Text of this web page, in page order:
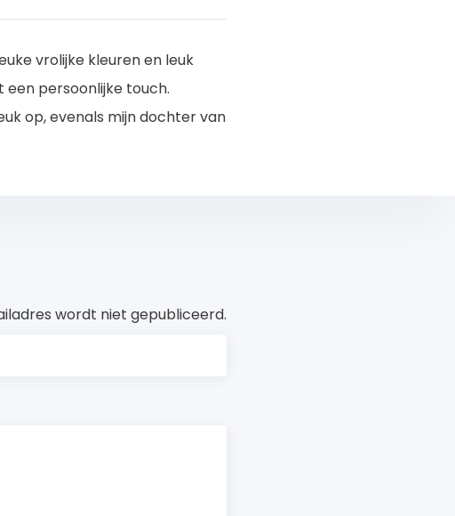
vrolijke kleuren en leuk
persoonlijke touch.
op, evenals mijn dochter van
wordt niet gepubliceerd.